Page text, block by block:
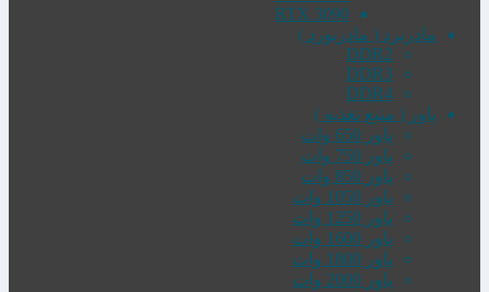
RTX 3090
مادربرد ( مادربورد )
DDR2
DDR3
DDR4
پاور ( منبع تغذیه )
پاور 650 وات
پاور 750 وات
پاور 850 وات
پاور 1050 وات
پاور 1250 وات
پاور 1600 وات
پاور 1800 وات
پاور 2000 وات